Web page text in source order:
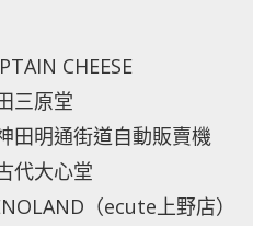
CHEESE
三原堂
田明通街道自動販賣機
代大心堂
（ecute上野店）